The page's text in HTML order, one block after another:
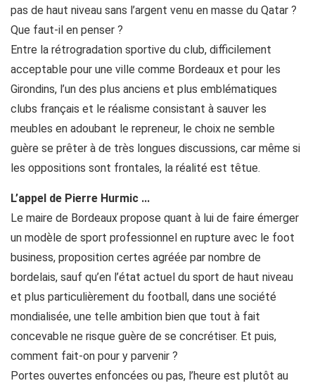
pas de haut niveau sans l’argent venu en masse du Qatar ?
Que faut-il en penser ?
Entre la rétrogradation sportive du club, difficilement
acceptable pour une ville comme Bordeaux et pour les
Girondins, l’un des plus anciens et plus emblématiques
clubs français et le réalisme consistant à sauver les
meubles en adoubant le repreneur, le choix ne semble
guère se prêter à de très longues discussions, car même si
les oppositions sont frontales, la réalité est têtue.
L’appel de Pierre Hurmic ...
Le maire de Bordeaux propose quant à lui de faire émerger
un modèle de sport professionnel en rupture avec le foot
business, proposition certes agréée par nombre de
bordelais, sauf qu’en l’état actuel du sport de haut niveau
et plus particulièrement du football, dans une société
mondialisée, une telle ambition bien que tout à fait
concevable ne risque guère de se concrétiser. Et puis,
comment fait-on pour y parvenir ?
Portes ouvertes enfoncées ou pas, l’heure est plutôt au